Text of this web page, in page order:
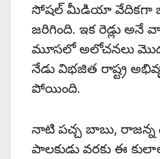
సోషల్ మీడియా వేదికగా
జరిగింది. ఇక రెడ్లు
మూసలో అలోచనలు
నేడు విభజిత రాష్ట్ర
పోయింది.
నాటి పచ్చ బాబు, రాజన్న
పాలకుడు వరకు ఈ